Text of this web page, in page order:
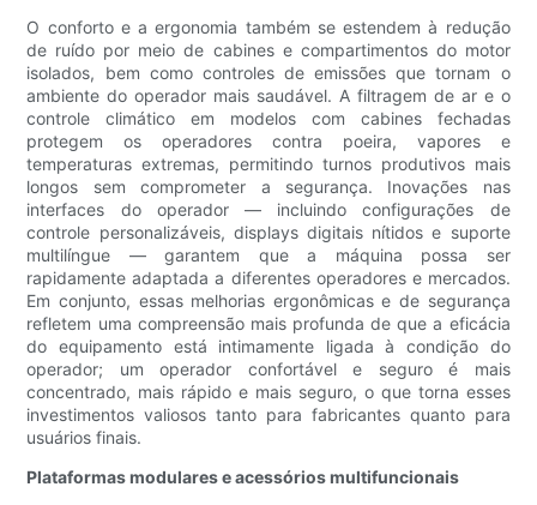
O conforto e a ergonomia também se estendem à redução
de ruído por meio de cabines e compartimentos do motor
isolados, bem como controles de emissões que tornam o
ambiente do operador mais saudável. A filtragem de ar e o
controle climático em modelos com cabines fechadas
protegem os operadores contra poeira, vapores e
temperaturas extremas, permitindo turnos produtivos mais
longos sem comprometer a segurança. Inovações nas
interfaces do operador — incluindo configurações de
controle personalizáveis, displays digitais nítidos e suporte
multilíngue — garantem que a máquina possa ser
rapidamente adaptada a diferentes operadores e mercados.
Em conjunto, essas melhorias ergonômicas e de segurança
refletem uma compreensão mais profunda de que a eficácia
do equipamento está intimamente ligada à condição do
operador; um operador confortável e seguro é mais
concentrado, mais rápido e mais seguro, o que torna esses
investimentos valiosos tanto para fabricantes quanto para
usuários finais.
Plataformas modulares e acessórios multifuncionais